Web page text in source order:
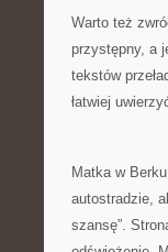
Warto też
przystępny, a
tekstów
łatwiej
Matka w
autostradzie,
szansę”.